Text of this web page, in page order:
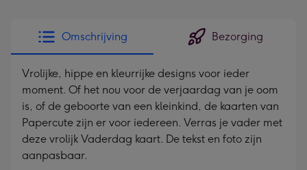
Omschrijving Bezorging
Vrolijke, hippe en kleurrijke designs voor ieder
moment. Of het nou voor de verjaardag van je oom
is, of de geboorte van een kleinkind, de kaarten van
Papercute zijn er voor iedereen. Verras je vader met
deze vrolijk Vaderdag kaart. De tekst en foto zijn
aanpasbaar.